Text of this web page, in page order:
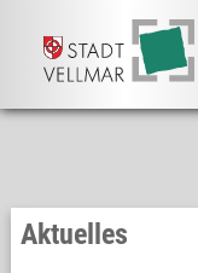
Aktuelles